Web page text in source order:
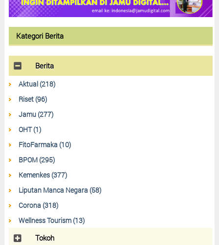
Kategori Berita
Berita
Aktual (218)
Riset (96)
Jamu (277)
OHT (1)
FitoFarmaka (10)
BPOM (295)
Kemenkes (377)
Liputan Manca Negara (58)
Corona (318)
Wellness Tourism (13)
Tokoh